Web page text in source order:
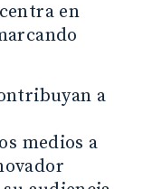
en
a
medios a